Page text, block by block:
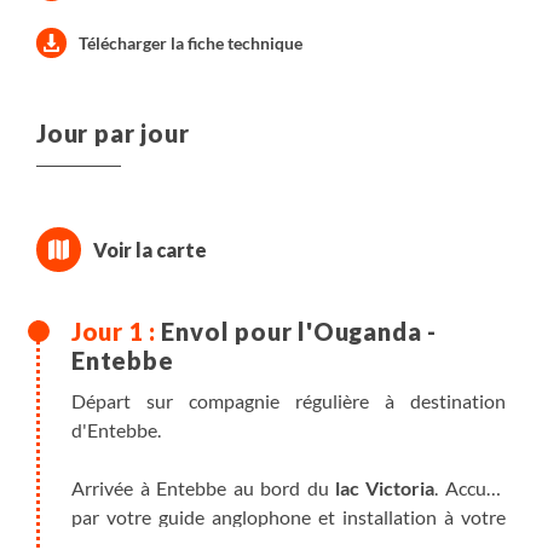
Télécharger la fiche technique
Jour par jour
Envol pour l'Ouganda -
Entebbe
Départ sur compagnie régulière à destination
d'Entebbe.
Arrivée à Entebbe au bord du lac Victoria. Accueil
par votre guide anglophone et installation à votre